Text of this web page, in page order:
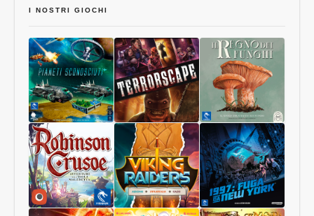
I NOSTRI GIOCHI
Pianeti
Sconosciuti
Terrorscape
Il
Regno
dei
Funghi